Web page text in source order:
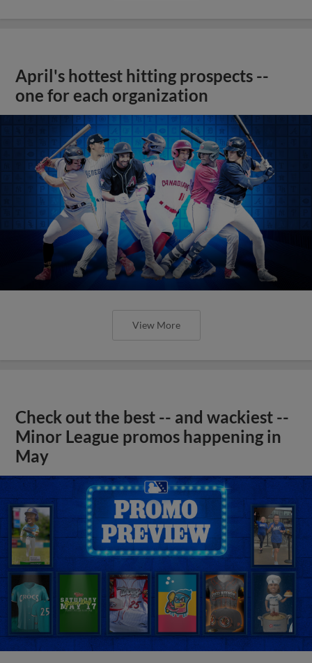
April's hottest hitting prospects --
one for each organization
View More
Check out the best -- and wackiest --
Minor League promos happening in
May